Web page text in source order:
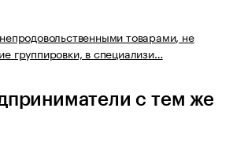
товарами, не
группировки, в специализи…
с тем же